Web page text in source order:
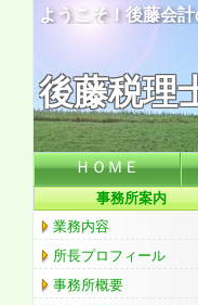
後藤
後藤社
ようこそ！後藤会
ＨＯＭＥ
事務所案内
業務内容
所長プロフィール
事務所概要